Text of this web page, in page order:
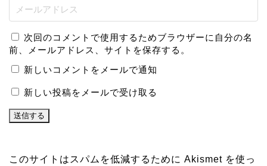
次回のコメントで使用するためブラウザーに自分の名
前、メールアドレス、サイトを保存する。
新しいコメントをメールで通知
新しい投稿をメールで受け取る
このサイトはスパムを低減するために Akismet を使っ